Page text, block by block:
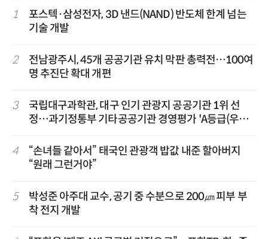
1
포스텍·삼성전자, 3D 낸드(NAND) 반도체 한계 넘는
기술 개발
2
전남광주시, 45개 공공기관 유치 막판 총력전…100여
명 추진단 확대 개편
3
국립대구과학관, 대구 인기 관광지 공공기관 1위 선
정…과기정통부 기타공공기관 경영평가 'A등급(우수)'
4
“손녀들 같아서” 태국인 관광객 밥값 내준 할아버지
“원래 그런거야”
5
박성준 아주대 교수, 공기 중 수분으로 200㎛ 피부 부
착 전지 개발